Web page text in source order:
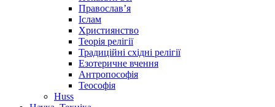
Православ’я
Іслам
Християнство
Теорія релігії
Традиційні східні релігії
Езотеричне вчення
Антропософія
Теософія
Huss